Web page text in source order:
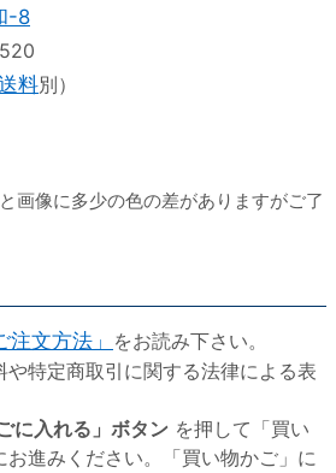
-8
料別）
画像に多少の色の差がありますがご了
注文方法」 をお読み下さい。
や特定商取引に関する法律による表
に入れる」ボタン を押して「買い
お進みください。「買い物かご」に